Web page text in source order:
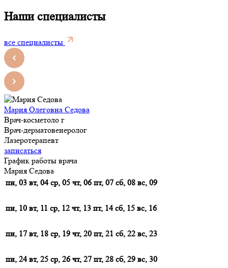
Наши специалисты
все специалисты
Мария Олеговна Седова
Врач-косметоло г
Врач-дерматовенеролог
Лазеротерапевт
записаться
График работы врача
Мария Седова
пн, 03 вт, 04 ср, 05 чт, 06 пт, 07 сб, 08 вс, 09
пн, 10 вт, 11 ср, 12 чт, 13 пт, 14 сб, 15 вс, 16
пн, 17 вт, 18 ср, 19 чт, 20 пт, 21 сб, 22 вс, 23
пн, 24 вт, 25 ср, 26 чт, 27 пт, 28 сб, 29 вс, 30